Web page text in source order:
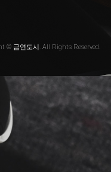
© 금연도시. All Rights Reserved.